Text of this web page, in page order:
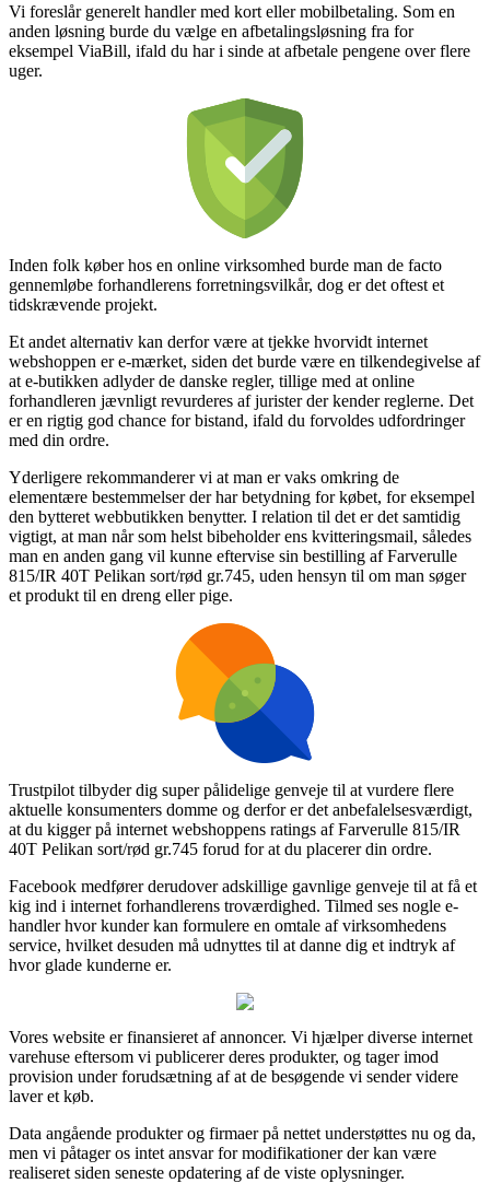
Vi foreslår generelt handler med kort eller mobilbetaling. Som en
anden løsning burde du vælge en afbetalingsløsning fra for
eksempel ViaBill, ifald du har i sinde at afbetale pengene over flere
uger.
Inden folk køber hos en online virksomhed burde man de facto
gennemløbe forhandlerens forretningsvilkår, dog er det oftest et
tidskrævende projekt.
Et andet alternativ kan derfor være at tjekke hvorvidt internet
webshoppen er e-mærket, siden det burde være en tilkendegivelse af
at e-butikken adlyder de danske regler, tillige med at online
forhandleren jævnligt revurderes af jurister der kender reglerne. Det
er en rigtig god chance for bistand, ifald du forvoldes udfordringer
med din ordre.
Yderligere rekommanderer vi at man er vaks omkring de
elementære bestemmelser der har betydning for købet, for eksempel
den bytteret webbutikken benytter. I relation til det er det samtidig
vigtigt, at man når som helst bibeholder ens kvitteringsmail, således
man en anden gang vil kunne eftervise sin bestilling af Farverulle
815/IR 40T Pelikan sort/rød gr.745, uden hensyn til om man søger
et produkt til en dreng eller pige.
Trustpilot tilbyder dig super pålidelige genveje til at vurdere flere
aktuelle konsumenters domme og derfor er det anbefalelsesværdigt,
at du kigger på internet webshoppens ratings af Farverulle 815/IR
40T Pelikan sort/rød gr.745 forud for at du placerer din ordre.
Facebook medfører derudover adskillige gavnlige genveje til at få et
kig ind i internet forhandlerens troværdighed. Tilmed ses nogle e-
handler hvor kunder kan formulere en omtale af virksomhedens
service, hvilket desuden må udnyttes til at danne dig et indtryk af
hvor glade kunderne er.
Vores website er finansieret af annoncer. Vi hjælper diverse internet
varehuse eftersom vi publicerer deres produkter, og tager imod
provision under forudsætning af at de besøgende vi sender videre
laver et køb.
Data angående produkter og firmaer på nettet understøttes nu og da,
men vi påtager os intet ansvar for modifikationer der kan være
realiseret siden seneste opdatering af de viste oplysninger.